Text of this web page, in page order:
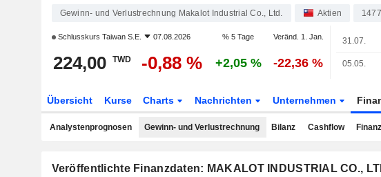
Gewinn- und Verlustrechnung Makalot Industrial Co., Ltd. Aktien 1477
Schlusskurs Taiwan S.E. 07.08.2026 % 5 Tage Veränd. 1. Jan.
224,00 TWD -0,88 % +2,05 % -22,36 %
31.07.
05.05.
Übersicht Kurse Charts Nachrichten Unternehmen
Analystenprognosen Gewinn- und Verlustrechnung Bilanz Cashflow
Veröffentlichte Finanzdaten: MAKALOT INDUSTRIAL CO.,